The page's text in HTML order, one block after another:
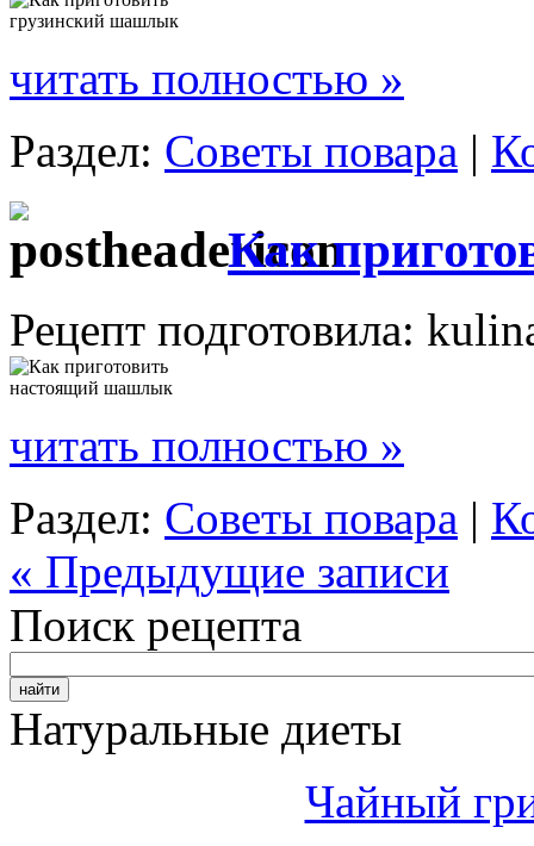
читать полностью »
Раздел: Советы повара |
Как
Рецепт подготовила:
читать полностью »
Раздел: Советы повара |
« Предыдущие записи
Поиск рецепта
Натуральные диеты
Чайный